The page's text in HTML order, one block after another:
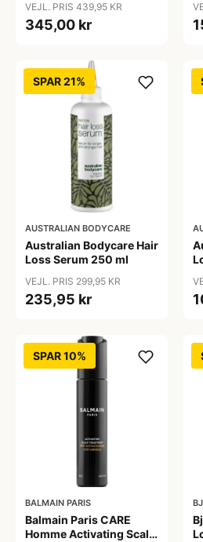
VEJL. PRIS 439,95 KR
345,00 kr
SPAR 21%
AUSTRALIAN BODYCARE
Australian Bodycare Hair
Loss Serum 250 ml
VEJL. PRIS 299,95 KR
235,95 kr
SPAR 10%
BALMAIN PARIS
Balmain Paris CARE
Homme Activating Scalp